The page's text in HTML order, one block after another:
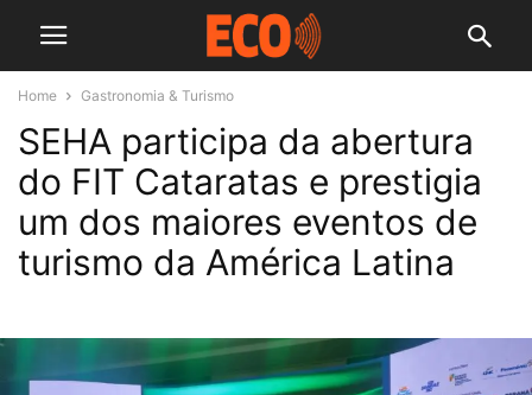
Home Gastronomia & Turismo
SEHA participa da abertura
do FIT Cataratas e prestigia
um dos maiores eventos de
turismo da América Latina